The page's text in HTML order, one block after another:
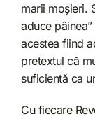
marii moșieri.
aduce pâinea”
acestea fiind
pretextul că
suficientă ca
Cu fiecare